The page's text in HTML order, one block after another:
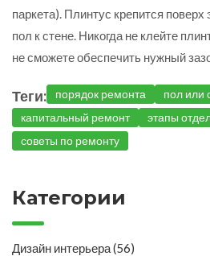
паркета). Плинтус крепится поверх
пол к стене. Никогда не клейте
не сможете обеспечить нужный
Теги: порядок ремонта
пол или
капитальный ремонт
этапы
советы по ремонту
Категории
Дизайн интерьера(56)